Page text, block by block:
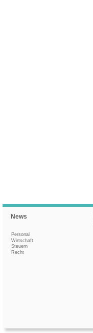
News
Personal
Wirtschaft
Steuern
Recht